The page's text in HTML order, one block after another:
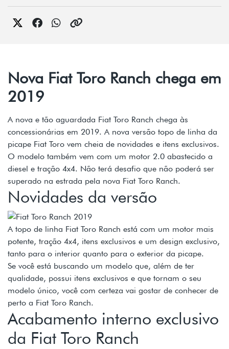
Nova Fiat Toro Ranch chega em
2019
A nova e tão aguardada Fiat Toro Ranch chega às
concessionárias em 2019. A nova versão topo de linha da
picape Fiat Toro vem cheia de novidades e itens exclusivos.
O modelo também vem com um motor 2.0 abastecido a
diesel e tração 4x4. Não terá desafio que não poderá ser
superado na estrada pela nova Fiat Toro Ranch.
Novidades da versão
A topo de linha Fiat Toro Ranch está com um motor mais
potente, tração 4x4, itens exclusivos e um design exclusivo,
tanto para o interior quanto para o exterior da picape.
Se você está buscando um modelo que, além de ter
qualidade, possui itens exclusivos e que tornam o seu
modelo único, você com certeza vai gostar de conhecer de
perto a Fiat Toro Ranch.
Acabamento interno exclusivo
da Fiat Toro Ranch